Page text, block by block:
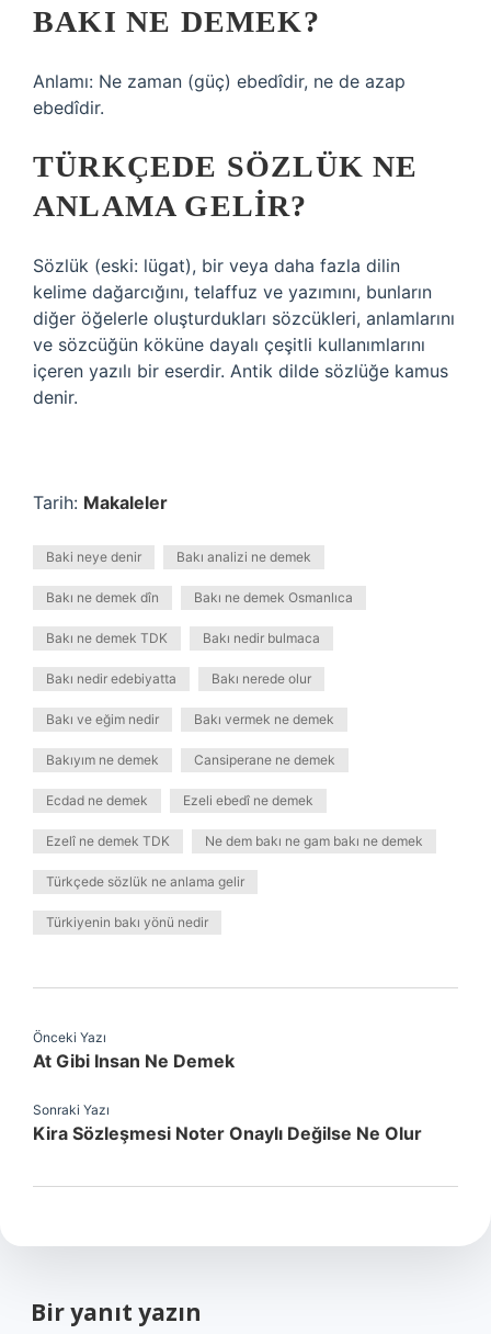
BAKI NE DEMEK?
Anlamı: Ne zaman (güç) ebedîdir, ne de azap
ebedîdir.
TÜRKÇEDE SÖZLÜK NE
ANLAMA GELIR?
Sözlük (eski: lügat), bir veya daha fazla dilin
kelime dağarcığını, telaffuz ve yazımını, bunların
diğer öğelerle oluşturdukları sözcükleri, anlamlarını
ve sözcüğün köküne dayalı çeşitli kullanımlarını
içeren yazılı bir eserdir. Antik dilde sözlüğe kamus
denir.
Tarih: Makaleler
Baki neye denir Bakı analizi ne demek
Bakı ne demek dîn Bakı ne demek Osmanlıca
Bakı ne demek TDK Bakı nedir bulmaca
Bakı nedir edebiyatta Bakı nerede olur
Bakı ve eğim nedir Bakı vermek ne demek
Bakıyım ne demek Cansiperane ne demek
Ecdad ne demek Ezeli ebedî ne demek
Ezelî ne demek TDK Ne dem bakı ne gam bakı ne demek
Türkçede sözlük ne anlama gelir
Türkiyenin bakı yönü nedir
Önceki Yazı
At Gibi Insan Ne Demek
Sonraki Yazı
Kira Sözleşmesi Noter Onaylı Değilse Ne Olur
Bir yanıt yazın